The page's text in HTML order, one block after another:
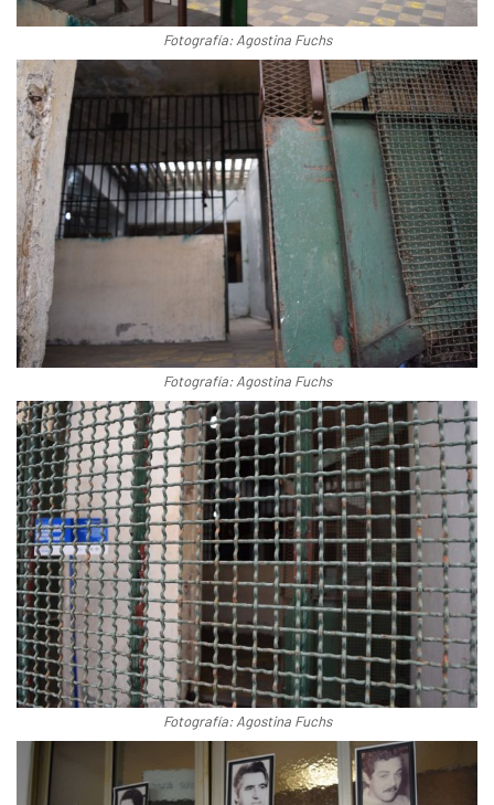
Fotografía: Agostina Fuchs
Fotografía: Agostina Fuchs
Fotografía: Agostina Fuchs